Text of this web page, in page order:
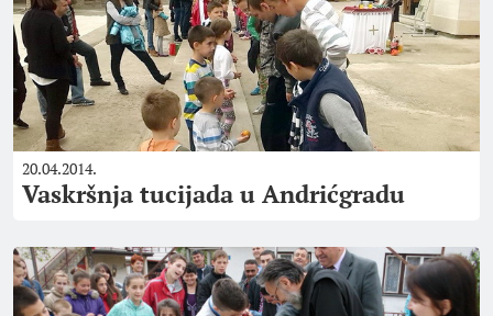
20.04.2014.
Vaskršnja tucijada u Andrićgradu